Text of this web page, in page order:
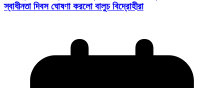
স্বাধীনতা দিবস ঘোষণা করলো বালুচ বিদ্রোহীরা